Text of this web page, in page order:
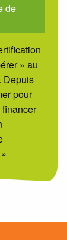
de
» au
Depuis
pour